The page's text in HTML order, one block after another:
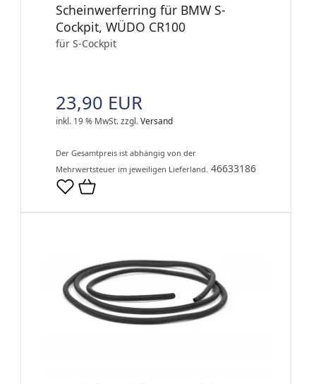
Scheinwerferring für BMW S-
Cockpit, WÜDO CR100
für S-Cockpit
23,90 EUR
inkl. 19 % MwSt.zzgl.Versand
Der Gesamtpreis ist abhängig von der
Mehrwertsteuer im jeweiligen Lieferland. 46633186